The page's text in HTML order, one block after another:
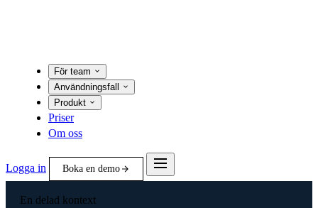
För team
Användningsfall
Produkt
Priser
Om oss
Logga in Boka en demo
En delad kontext